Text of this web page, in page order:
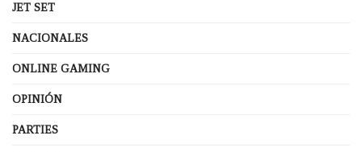
JET SET
NACIONALES
ONLINE GAMING
OPINIÓN
PARTIES